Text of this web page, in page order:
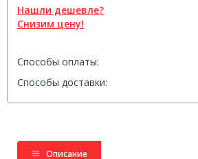
Нашли дешевле?
Снизим цену!
Способы оплаты:
Способы доставки:
Описание